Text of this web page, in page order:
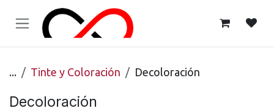
... Tinte y Coloración Decoloración
Decoloración